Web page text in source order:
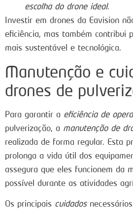
escolha do drone ideal.
Investir em drones da Eavision
eficiência, mas também contribui
mais sustentável e tecnológica.
Manutenção e
drones de
Para garantir a eficiência de
pulverização, a manutenção de
realizada de forma regular. Esta
prolonga a vida útil dos
assegura que eles funcionem da
possível durante as atividades
Os principais cuidados